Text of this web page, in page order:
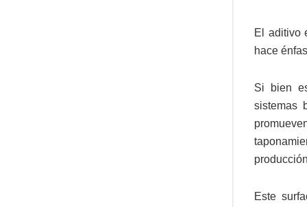
El aditivo
hace
Si bien
sistemas
Este